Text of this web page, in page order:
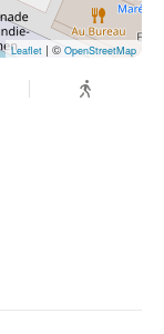
Leaflet | © OpenStreetMap